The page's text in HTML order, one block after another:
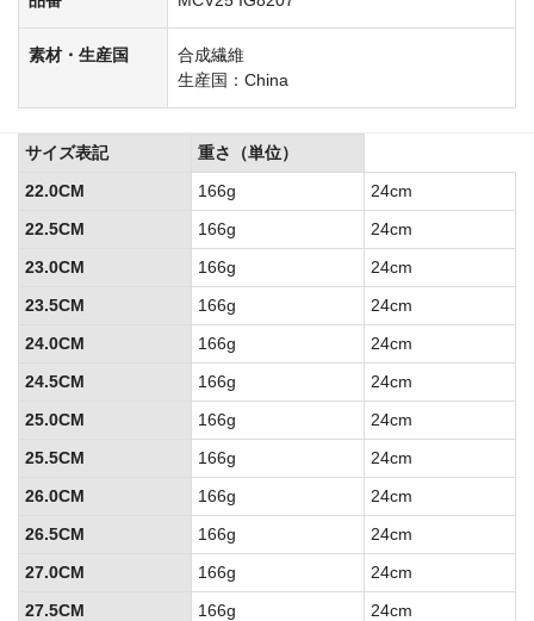
素材・生産国
合成繊維
生産国：China
サイズ表記
重さ（単位）
22.0CM
166g
24cm
22.5CM
166g
24cm
23.0CM
166g
24cm
23.5CM
166g
24cm
24.0CM
166g
24cm
24.5CM
166g
24cm
25.0CM
166g
24cm
25.5CM
166g
24cm
26.0CM
166g
24cm
26.5CM
166g
24cm
27.0CM
166g
24cm
27.5CM
166g
24cm